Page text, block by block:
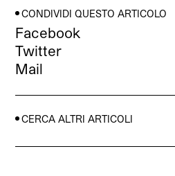
CONDIVIDI QUESTO ARTICOLO
Facebook
Twitter
Mail
CERCA ALTRI ARTICOLI